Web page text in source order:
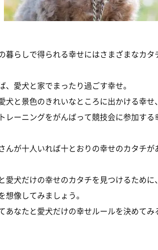
暮らしで得られる幸せにはさまざまなカタ
、愛犬と家でまったり過ごす幸せ。
犬と景色のきれいなところに出かける幸
レーニングをがんばって競技会に参加す
んが十人いれば十とおりの幸せのカタチが
愛犬だけの幸せのカタチを見つけるため
想像してみましょう。
あなたと愛犬だけの幸せルールを決めて